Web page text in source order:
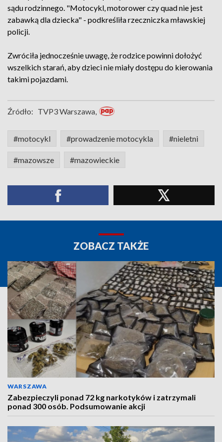
sądu rodzinnego. "Motocykl, motorower czy quad nie jest
zabawką dla dziecka" - podkreśliła rzeczniczka mławskiej
policji.
Zwróciła jednocześnie uwagę, że rodzice powinni dołożyć
wszelkich starań, aby dzieci nie miały dostępu do kierowania
takimi pojazdami.
Źródło: TVP3 Warszawa,
#motocykl #prowadzenie motocykla #nieletni
#mazowsze #mazowieckie
ZOBACZ TAKŻE
WARSZAWA
Zabezpieczyli ponad 72 kg narkotyków i zatrzymali
ponad 300 osób. Podsumowanie akcji